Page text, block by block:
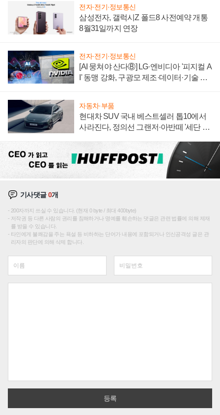
전자·전기·정보통신
삼성전자, 갤럭시Z 폴드8 사전예약 개통
8월31일까지 연장
전자·전기·정보통신
[AI 뭉쳐야 산다⑧] LG·엔비디아 '피지컬 A
I' 동맹 강화, 구광모 제조·데이터·기술 결
자동차·부품
현대차 SUV 국내 베스트셀러 톱10에서
사라진다, 정의선 그랜저·아반떼 '세단 쌍
기사댓글0개
200자까지 쓰실 수 있습니다. (현재 0 byte / 최대 400byte)
저작권 등 다른 사람의 권리를 침해하거나 명예를 훼손하는 댓글은 관련 법률에 의해 제재
를 받을 수 있습니다.
타인에게 불쾌감을 주는 욕설 등 비하하는 단어가 내용에 포함되거나 인신공격성 글은 관
리자의 판단에 의해 삭제 합니다.